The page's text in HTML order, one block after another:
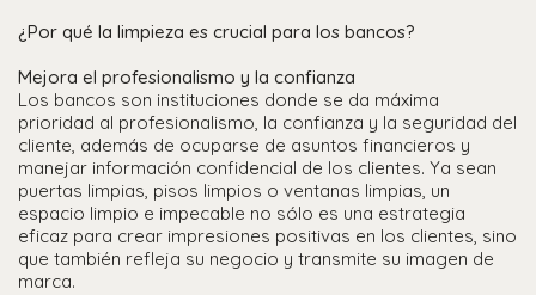
¿Por qué la limpieza es crucial para los bancos?
Mejora el profesionalismo y la confianza
Los bancos son instituciones donde se da máxima
prioridad al profesionalismo, la confianza y la seguridad del
cliente, además de ocuparse de asuntos financieros y
manejar información confidencial de los clientes. Ya sean
puertas limpias, pisos limpios o ventanas limpias, un
espacio limpio e impecable no sólo es una estrategia
eficaz para crear impresiones positivas en los clientes, sino
que también refleja su negocio y transmite su imagen de
marca.